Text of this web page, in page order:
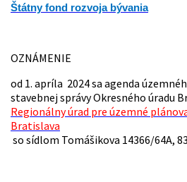
Štátny fond rozvoja bývania
OZNÁMENIE
od 1. apríla 2024 sa agenda
stavebnej správy Okresného úradu
Regionálny úrad pre územné
Bratislava
so sídlom Tomášikova 14366/64A,